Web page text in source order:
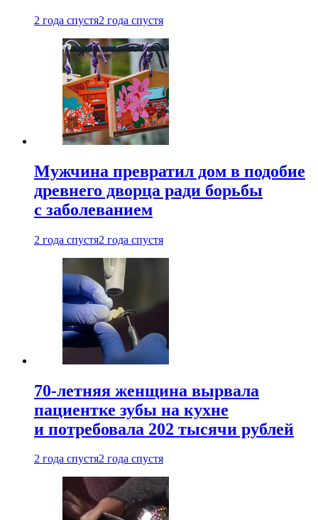
2 года спустя2 года спустя
Мужчина превратил дом в подобие
древнего дворца ради борьбы
с заболеванием
2 года спустя2 года спустя
70-летняя женщина вырвала
пациентке зубы на кухне
и потребовала 202 тысячи рублей
2 года спустя2 года спустя